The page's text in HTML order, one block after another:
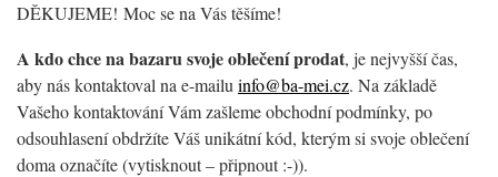
DĚKUJEME! Moc se na Vás těšíme!
A kdo chce na bazaru svoje oblečení prodat, je nejvyšší čas,
aby nás kontaktoval na e-mailu info@ba-mei.cz. Na základě
Vašeho kontaktování Vám zašleme obchodní podmínky, po
odsouhlasení obdržíte Váš unikátní kód, kterým si svoje oblečení
doma označíte (vytisknout – připnout :-)).